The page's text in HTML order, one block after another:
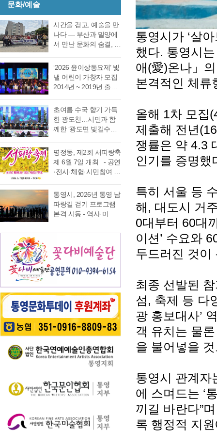
27일 오후 2시 경남도
선관위 청사 6층 회의실
에서 전량 수작…
원 7표로 통영시의회
회의규칙에 따른 재적
의원 과반수 득표자가
나오지 않았고 2차 투표
에서도 1차투료와 같이
정…
소회를 밝혔다. 전병일
위원은 “지난 지방선거
에서 대한민국 보수의
텃밭이라고 평가받던
시의회 개원 이후 처음
으로 진보진영인 민주
당이 과반 의석을 차지
었다. 이에 먼저 평생 보
수를 자처하던 저의 부
족함을 질책하…
여름철 해양관광객 증
가와 금어기 해제에 따
른 출어선 증가로 음주
운항 사고 발생이 우려
부터 8월 28일(금)까지
71일간 음주운항 특별
단속을 실시한다고 밝
혔다. 최근 3년간
음주운항 단속 현황을
분석한 결과, 본격적인
조업이 시작되는 봄철
운항이 지속적으로 발
생했으며, 특히 여름철
적발 …
문화/예술
시간을 걷고, 예술을 만
나다 ― 부산과 밀양에
서 만난 문화의 숨결, 그
은 길을 따라 움직이지
만, 마음은 시간을 따라
걷는다. 어떤 여행은 낯
선 풍경을 만나기 위해
래도록 마음속에 품어
온 질문의 답을 찾기 위
해 길을 나선다. 이번 여
다. 역사와 예술을 만나
고, 그 속에서 통영의 내
일을 그려 보기 위한 작
다. 2026년 7월 17일,
아침 여덟 시. 무전동
열방교회 앞에는 두 대
의 버스가 숨고르기를
‘2026 윤이상동요제’ 빛
낼 어린이 가창자 모집
2014년 ~ 2019년 출생
가능 통영국제음악재
단(이사장 강석주)이 오
는 9월 19일 개최하는
를 모집한다. ‘윤이상
동요제’는 통영국제음
악재단이 세계적인 작
악적 유산을 계승하고
자 시작한 사업으로, 어
린이들에게 음악 교육
동요를 보급하기 위해
있다. 윤이상 선생은 현
대음악의 거장으로 널
리 알려져 있지만, 해방
초여름 수국 향기 가득
한 광도천…시민과 함
께한 ‘광도면 빛길수국
정취가 절정에 이른 6월
20일 통영시 광도면(면
장 노승욱) 광도천 일원
에서는 형형색색의 수
많은 시민과 관광객이
찾은 「광도면 빛길수
국축제」가 성황리에
라 만개한 수국길은 동
심의 세계를 느끼게 하
고 연인은 물론 가족들
과 나들이 나온 이들의
미소함께 발길을 사로
빛, 하늘빛 수국이 어우
러진 산책로는 곳곳이
사진 명소로 변하며 꽃
길을 걷는 이들의 웃음
소리가…
명정동, 제2회 서피랑축
제 6월 7일 개최 - 공연
·전시·체험·시민참여 프
사 마련 명정동주민자
치위원회(위원장 이진
숙)가 주최·주관하는
까지 서피랑공원 일대
에서 개최된다. 이번 축
제는 통영시, 명정동, 명
정동자생단체가 후원하
고 지역 주민과 관광객
이 함께 어울려 서피랑
의 매력을 즐길 수 있는
주민 참여형 축제로 구
성한다는 계획이다. 행
사에서는 길놀이를 시
작으로 충렬초등학교
학생들의 우쿨렐레 발
표공연과 명정동 주민
통영시, 2026년 통영 남
파랑길 걷기 프로그램
본격 시동 - 역사·미식·
영 고유의 차별화된 테
영시는 한려수도의 수
려한 비경과 풍부한 역
사·문화자원을 결합한
해 2026년 통영 남파랑
길 걷기 프로그램을 본
격 운영한다고 밝혔다.
이번 사업은 남파랑길
통영 구간(14~15코스,
력을 널리 알리고 도보
여행 활성화를 도모하
기 위해 추진된다. 통영
의 역사·문화·미식·야간
관광 자원을 연계한 다
운영하고, 통영 …
통영시가 ‘살
했다. 통영시
애(愛)온나」
본격적인 체류
올해 1차 모집
제출해 전년
쟁률은 약 4.3
인기를 증명했
특히 서울 등
해, 대도시 거
0대부터 60대
이션’ 수요와
두드러진 것이
최종 선발된
섬, 축제 등 다
광 홍보대사’
객 유치는 물
을 불어넣을
통영시 관계자
에 스며드는 ‘
끼길 바란다”
록 행정적 지